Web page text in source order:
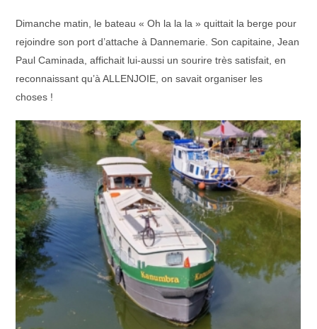
Dimanche matin, le bateau « Oh la la la » quittait la berge pour
rejoindre son port d’attache à Dannemarie. Son capitaine, Jean
Paul Caminada, affichait lui-aussi un sourire très satisfait, en
reconnaissant qu’à ALLENJOIE, on savait organiser les
choses !